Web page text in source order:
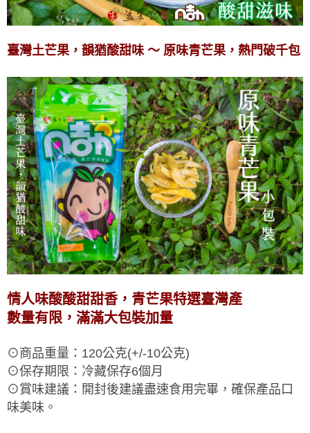
臺灣土芒果，韻猶酸甜味 ～ 原味青芒果，熱門破千包
情人味酸酸甜甜香，青芒果特選臺灣產
數量有限，滿滿大包裝加量
⊙商品重量：120公克(+/-10公克)
⊙保存期限：冷藏保存6個月
⊙賞味建議：開封後建議盡速食用完畢，確保產品口
味美味。